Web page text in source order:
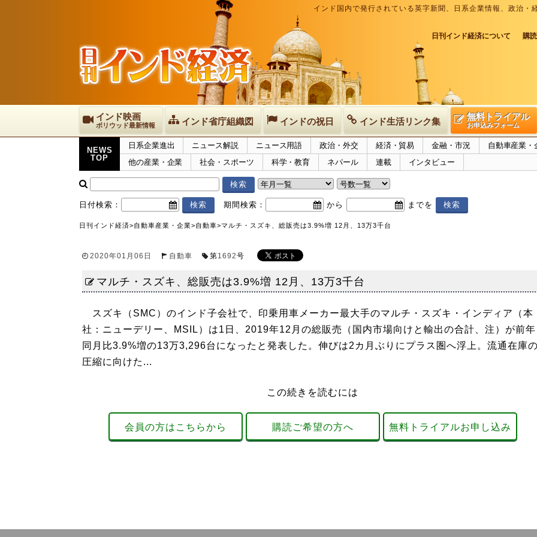
インド国内で発行されている英字新聞、日系企業情報、政治
日刊インド経済について 購
インド映画
ボリウッド最新情報 インド省庁組織図 インドの祝日 インド生活リンク集 無料トライアル
お申込みフォーム
NEWS
TOP
日系企業進出 ニュース解説 ニュース用語 政治・外交 経済・貿易 金融・市況
自動車産業・
他の産業・企業
社会・スポーツ 科学・教育 ネパール 連載 インタビュー
日付検索： 期間検索： から までを
日刊インド経済>自動車産業・企業>自動車>マルチ・スズキ、総販売は3.9%増 12月、13万3千台
2020年01月06日 自動車 第1692号
マルチ・スズキ、総販売は3.9%増 12月、13万3千台
スズキ（SMC）のインド子会社で、印乗用車メーカー最大手のマルチ・スズキ・インディア（本
社：ニューデリー、MSIL）は1日、2019年12月の総販売（国内市場向けと輸出の合計、注）が前年
同月比3.9%増の13万3,296台になったと発表した。伸びは2カ月ぶりにプラス圏へ浮上。流通在庫の
圧縮に向けた...
この続きを読むには
会員の方はこちらから 購読ご希望の方へ 無料トライアルお申し込み